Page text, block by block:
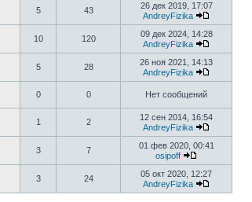
5 43
26 дек 2019, 17:07
AndreyFizika
10 120
09 дек 2024, 14:28
AndreyFizika
5 28
26 ноя 2021, 14:13
AndreyFizika
0 0 Нет сообщений
1 2
12 сен 2014, 16:54
AndreyFizika
3 7
01 фев 2020, 00:41
osipoff
3 24
05 окт 2020, 12:27
AndreyFizika